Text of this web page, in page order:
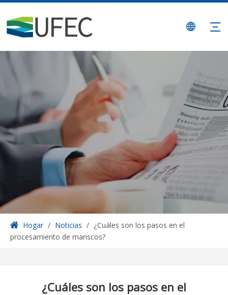
Hogar / Noticias / ¿Cuáles son los pasos en el
procesamiento de mariscos?
¿Cuáles son los pasos en el